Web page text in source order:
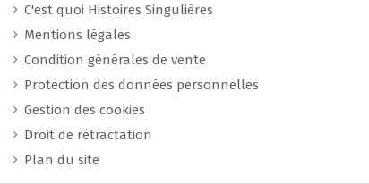
C'est quoi Histoires Singulières
Mentions légales
Condition générales de vente
Protection des données personnelles
Gestion des cookies
Droit de rétractation
Plan du site